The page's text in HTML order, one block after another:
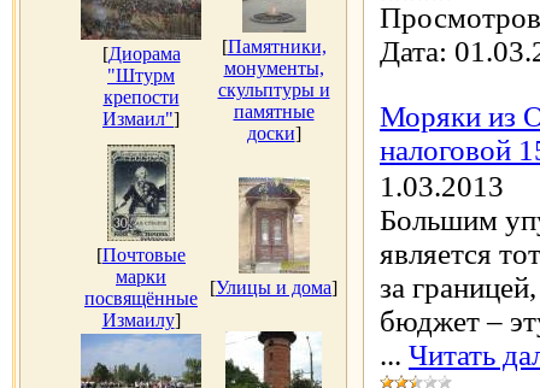
[Диорама
"Штурм
крепости
Измаил"]
[Памятники,
монументы,
скульптуры и
памятные
доски]
[Почтовые
марки
посвящённые
Измаилу]
[Улицы и дома]
Дата:
Моряки из
налоговой
1.03.2013
Большим
является
за
бюджет –
... Читать